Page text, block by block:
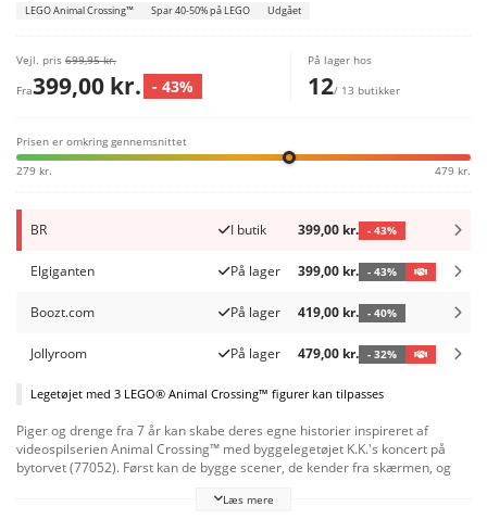
LEGO Animal Crossing™ Spar 40-50% på LEGO Udgået
Vejl. pris 699,95 kr.
Fra399,00 kr. - 43%
På lager hos
12/ 13 butikker
Prisen er omkring gennemsnittet
279 kr. 479 kr.
BR I butik 399,00 kr. - 43%
Elgiganten På lager 399,00 kr. - 43%
Boozt.com På lager 419,00 kr. - 40%
Jollyroom På lager 479,00 kr. - 32%
Legetøjet med 3 LEGO® Animal Crossing™ figurer kan tilpasses
Piger og drenge fra 7 år kan skabe deres egne historier inspireret af
videospilserien Animal Crossing™ med byggelegetøjet K.K.'s koncert på
bytorvet (77052). Først kan de bygge scener, de kender fra skærmen, og
af genkendeligt tilbehør fra videospilserien føre rollelegen præcis derhen,
Læs mere